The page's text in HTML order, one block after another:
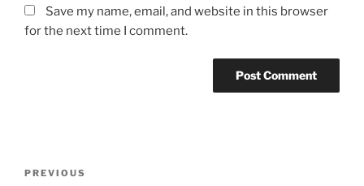
Save my name, email, and website in this browser
for the next time I comment.
Previous
PREVIOUS